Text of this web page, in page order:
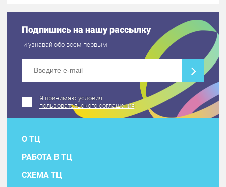
Подпишись на нашу рассылку
и узнавай обо всем первым
Я принимаю условия
пользовательского соглашения
О ТЦ
РАБОТА В ТЦ
СХЕМА ТЦ